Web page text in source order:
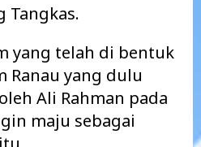
Tangkas.
yang telah di bentuk
Ranau yang dulu
Ali Rahman pada
maju sebagai